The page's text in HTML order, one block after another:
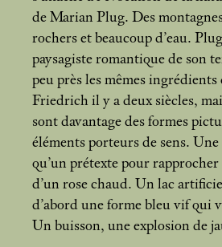
de Marian Plug. Des
rochers et beaucoup d’eau.
paysagiste romantique de son
peu près les mêmes
Friedrich il y a deux siècles,
sont davantage des formes
éléments porteurs de sens. Une
qu’un prétexte pour
d’un rose chaud. Un lac
d’abord une forme bleu vif qui
Un buisson, une explosion de